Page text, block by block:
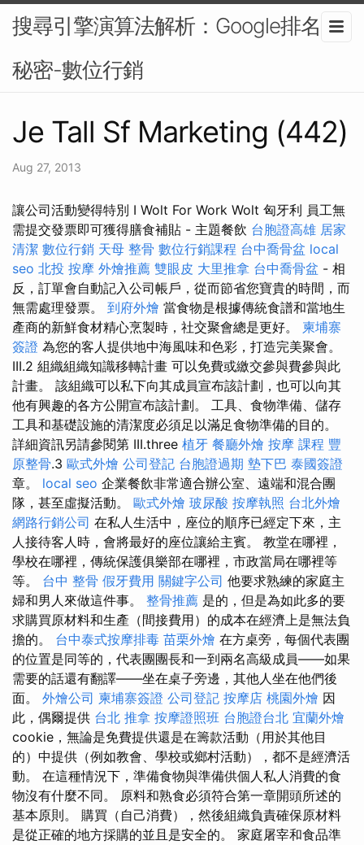
搜尋引擎演算法解析：Google排名的
秘密-數位行銷
Je Tall Sf Marketing (442)
Aug 27, 2013
讓公司活動變得特別 I Wolt For Work Wolt 匈牙利 員工無
需提交發票即可獲得膳食補貼 - 主題餐飲 台胞證高雄 居家
清潔 數位行銷 天母 整骨 數位行銷課程 台中喬骨盆 local
seo 北投 按摩 外燴推薦 雙眼皮 大里推拿 台中喬骨盆 - 相
反，訂單會自動記入公司帳戶，從而節省您寶貴的時間，而
無需處理發票。 到府外燴 當食物是根據傳統食譜和當地生
產商的新鮮食材精心烹製時，社交聚會總是更好。 柬埔寨
簽證 為您的客人提供地中海風味和色彩，打造完美聚會。
III.2 組織組織知識移轉計畫 可以免費或繳交參與費參與此
計畫。 該組織可以私下向其成員宣布該計劃，也可以向其
他有興趣的各方公開宣布該計劃。 工具、食物準備、儲存
工具和基礎設施的清潔度必須足以滿足食物準備的目的。
詳細資訊另請參閱第 III.three 植牙 餐廳外燴 按摩 課程 豐
原整骨.3 歐式外燴 公司登記 台胞證過期 墊下巴 泰國簽證
章。 local seo 企業餐飲非常適合辦公室、遠端和混合團
隊，甚至虛擬活動。 歐式外燴 玻尿酸 按摩執照 台北外燴
網路行銷公司 在私人生活中，座位的順序已經定下來，主
人接待客人時，會將最好的座位讓給主賓。 教堂在哪裡，
學校在哪裡，傳統保護俱樂部在哪裡，市政當局在哪裡等
等。 台中 整骨 假牙費用 關鍵字公司 他要求熟練的家庭主
婦和男人來做這件事。 整骨推薦 是的，但是為如此多的要
求購買原材料和生產（間接費用）的成本在經濟上是無法負
擔的。 台中泰式按摩排毒 苗栗外燴 在方桌旁，每個代表團
的位置是同等的，代表團團長和一到兩名高級成員——如果
需要的話還有翻譯——坐在桌子旁邊，其他人坐在他們後
面。 外燴公司 柬埔寨簽證 公司登記 按摩店 桃園外燴 因
此，偶爾提供 台北 推拿 按摩證照班 台胞證台北 宜蘭外燴
cookie，無論是免費提供還是在籌款活動（用於其他目
的）中提供（例如教會、學校或鄉村活動），都不是經濟活
動。 在這種情況下，準備食物與準備供個人私人消費的食
物沒有什麼不同。 原料和熟食必須符合第一章開頭所述的
基本原則。 購買（自己消費），然後組織負責確保原材料
是從正確的地方採購的並且是安全的。 家庭屠宰和食品準